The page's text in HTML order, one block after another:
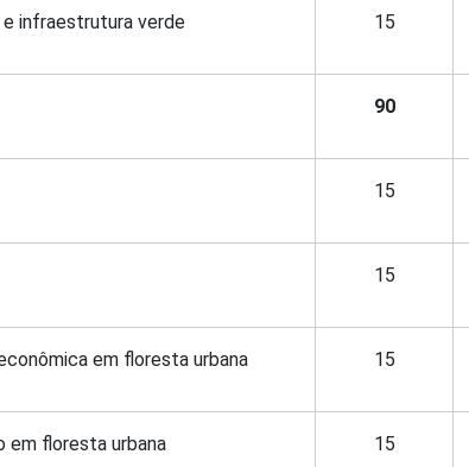
e infraestrutura verde 15
90
15
15
em floresta urbana 15
em floresta urbana 15